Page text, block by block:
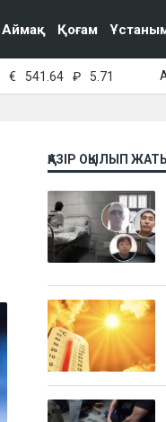
Аймақ Қоғам
€ 541.64 ₽ 5.71
ҚАЗІР ОҚЫЛЫП